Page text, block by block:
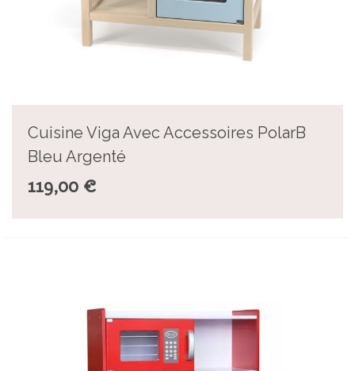
Cuisine Viga Avec Accessoires PolarB
Bleu Argenté
119,00 €